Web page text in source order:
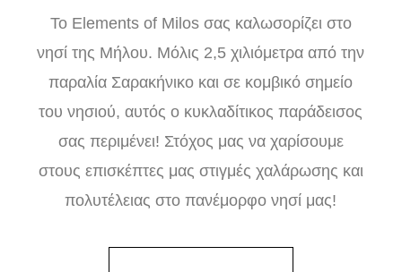
Το Elements of Milos σας καλωσορίζει στο
νησί της Μήλου. Μόλις 2,5 χιλιόμετρα από την
παραλία Σαρακήνικο και σε κομβικό σημείο
του νησιού, αυτός ο κυκλαδίτικος παράδεισος
σας περιμένει! Στόχος μας να χαρίσουμε
στους επισκέπτες μας στιγμές χαλάρωσης και
πολυτέλειας στο πανέμορφο νησί μας!